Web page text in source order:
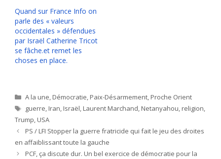
Quand sur France Info on
parle des « valeurs
occidentales » défendues
par Israël Catherine Tricot
se fâche.et remet les
choses en place.
Catégories
A la une,Démocratie,Paix-Désarmement,Proche Orient
Étiquettes
guerre,Iran,Israël,Laurent Marchand,Netanyahou,religion,
Trump,USA
PS / LFI Stopper la guerre fratricide qui fait le jeu des droites
en affaiblissant toute la gauche
PCF, ça discute dur. Un bel exercice de démocratie pour la